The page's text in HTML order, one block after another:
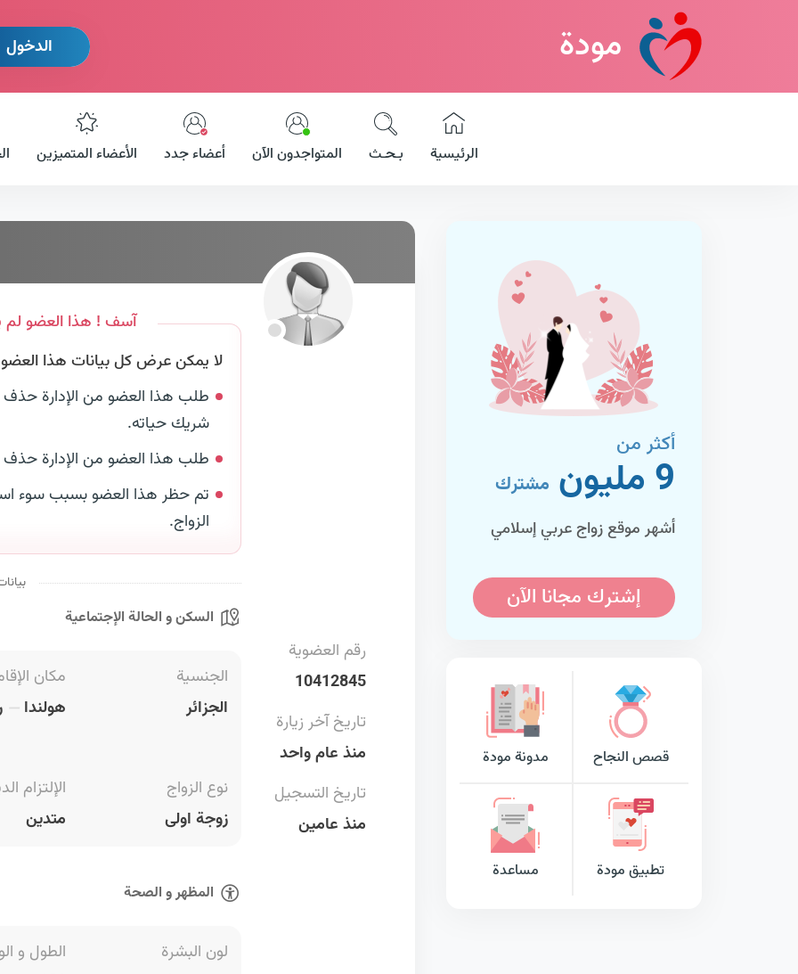
مودة الدخول
الرئيسية بـحـث المتواجدون الآن أعضاء جدد الأعضاء المتميزين
أكثر من
9 مليون مشترك
أشهر موقع زواج عربي إسلامي
إشترك مجانا الآن
قصص النجاح مدونة مودة
تطبيق مودة مساعدة
آسف ! هذا العضو لم
لا يمكن عرض كل بيانات هذا العضو
طلب هذا العضو من الإدارة
شريك حياته.
طلب هذا العضو من الإدارة
تم حظر هذا العضو بسبب سوء
الزواج.
رقم العضوية
10412845
تاريخ آخر زيارة
منذ عام واحد
تاريخ التسجيل
منذ عامين
السكن و الحالة الإجتماعية
الجنسية
الجزائر
مكان
هولندا
نوع الزواج
زوجة اولى
الإلتزام
متدين
المظهر و الصحة
لون البشرة
الطول و